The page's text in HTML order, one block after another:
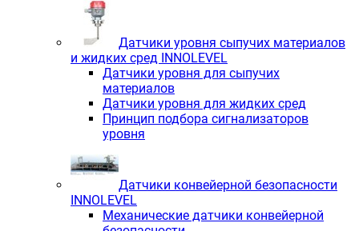
Датчики уровня сыпучих материалов
и жидких сред INNOLEVEL
Датчики уровня для сыпучих
материалов
Датчики уровня для жидких сред
Принцип подбора сигнализаторов
уровня
Датчики конвейерной безопасности
INNOLEVEL
Механические датчики конвейерной